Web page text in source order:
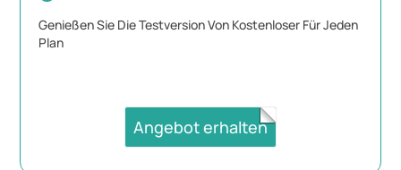
Genießen Sie Die Testversion Von Kostenloser Für Jeden
Plan
Angebot erhalten